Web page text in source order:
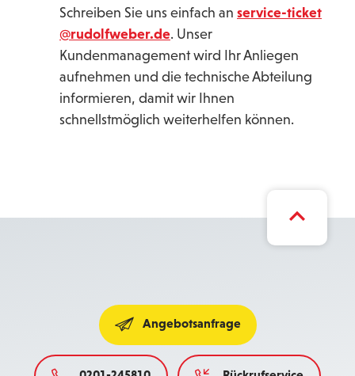
Schreiben Sie uns einfach an service-ticket
@rudolfweber.de. Unser
Kundenmanagement wird Ihr Anliegen
aufnehmen und die technische Abteilung
informieren, damit wir Ihnen
schnellstmöglich weiterhelfen können.
Angebotsanfrage